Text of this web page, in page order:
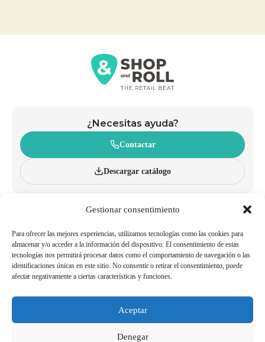
Gestionar consentimiento
Para ofrecer las mejores experiencias, utilizamos tecnologías como las cookies para
almacenar y/o acceder a la información del dispositivo. El consentimiento de estas
tecnologías nos permitirá procesar datos como el comportamiento de navegación o las
identificaciones únicas en este sitio. No consentir o retirar el consentimiento, puede
afectar negativamente a ciertas características y funciones.
Aceptar
Denegar
¿Necesitas ayuda?
Contactar
Descargar catálogo
CATÁLOGO
BLOG
CARROS
CESTAS DE MANO
ACCESORIOS
POLÍTICAS DE CALIDAD Y
MEDIOAMBIENTE
TRABAJA CON NOSOTROS